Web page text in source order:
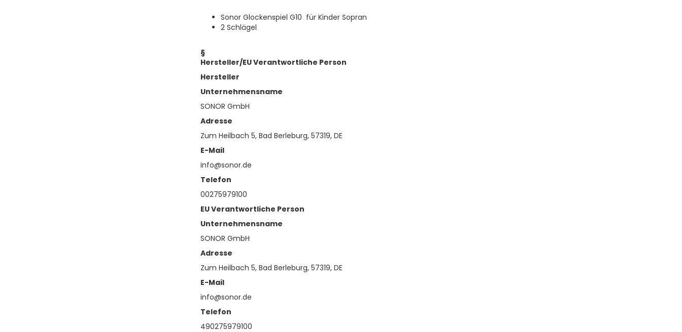
Sonor Glockenspiel G10 für Kinder Sopran
2 Schlägel
§
Hersteller/EU Verantwortliche Person
Hersteller
Unternehmensname
SONOR GmbH
Adresse
Zum Heilbach 5, Bad Berleburg, 57319, DE
E-Mail
info@sonor.de
Telefon
00275979100
EU Verantwortliche Person
Unternehmensname
SONOR GmbH
Adresse
Zum Heilbach 5, Bad Berleburg, 57319, DE
E-Mail
info@sonor.de
Telefon
490275979100